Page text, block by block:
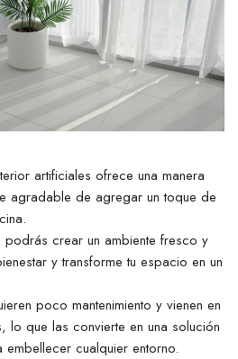
artificiales ofrece una manera
agradable de agregar un toque de
crear un ambiente fresco y
y transforme tu espacio en un
poco mantenimiento y vienen en
lo que las convierte en una solución
cualquier entorno.